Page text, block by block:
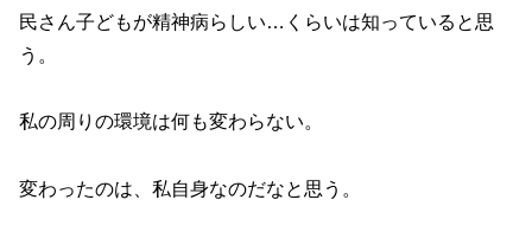
民さん子どもが精神病らしい…くらいは知っていると思
う。
私の周りの環境は何も変わらない。
変わったのは、私自身なのだなと思う。